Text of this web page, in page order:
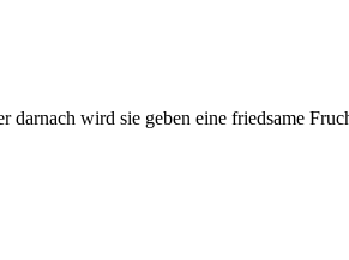
wird sie geben eine friedsame